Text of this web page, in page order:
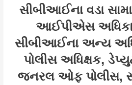
સીબીઆઈના વડા
આઈપીએસ
સીબીઆઈના અન્ય
પોલીસ અધિક્ષક,
જનરલ ઓફ પોલીસ,